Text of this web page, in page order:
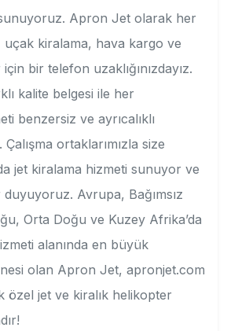
Apron Jet olarak her
kiralama, hava kargo ve
bir telefon uzaklığınızdayız.
kalite belgesi ile her
benzersiz ve ayrıcalıklı
ortaklarımızla size
jet kiralama hizmeti sunuyor ve
Avrupa, Bağımsız
Orta Doğu ve Kuzey Afrika’da
alanında en büyük
olan Apron Jet, apronjet.com
özel jet ve kiralık helikopter